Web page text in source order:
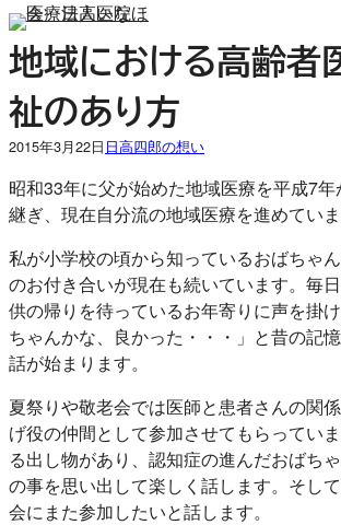
内
容
を
ス
キ
ッ
プ
地域における高齢者
祉のあり方
2015年3月22日 日高四郎の想い
昭和33年に父が始めた地域医療を平成7年
継ぎ、現在自分流の地域医療を進めていま
私が小学校の頃から知っているおばちゃ
のお付き合いが現在も続いています。毎
供の帰りを待っているお年寄りに声を掛
ちゃんかな、良かった・・・」と昔の記
話が始まります。
夏祭りや敬老会では医師と患者さんの関
げ役の仲間として参加させてもらってい
る出し物があり、認知症の進んだおばち
の事を思い出して楽しく話します。そし
会にまた参加したいと話します。